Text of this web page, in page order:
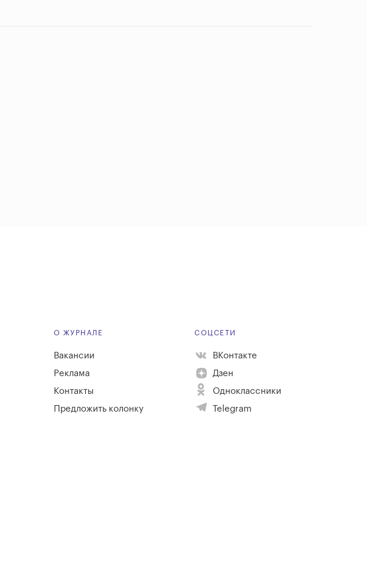
О ЖУРНАЛЕ
Вакансии
Реклама
Контакты
Предложить колонку
СОЦСЕТИ
ВКонтакте
Дзен
Одноклассники
Telegram